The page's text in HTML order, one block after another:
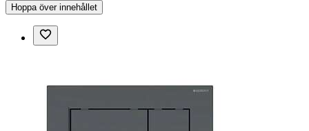
Hoppa över innehållet